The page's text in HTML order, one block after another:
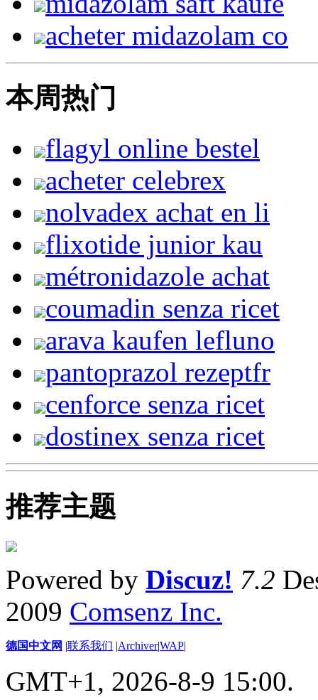
acheter midazolam co
本周热门
flagyl online bestel
acheter celebrex
nolvadex achat en li
flixotide junior kau
métronidazole achat
coumadin senza ricet
arava kaufen lefluno
pantoprazol rezeptfr
cenforce senza ricet
dostinex senza ricet
推荐主题
Powered by Discuz! 7.2
2009 Comsenz Inc.
德国中文网 |联系我们 |Archiver|WAP|
GMT+1, 2026-8-9 15:00.